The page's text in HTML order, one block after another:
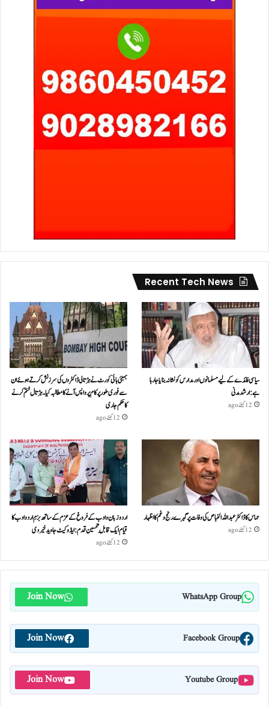
Recent Tech News
سیاسی فائدے کے لیے مسلمانوں اور مدارس کو نشانہ بنایا جا رہا
ہے: ارشد مدنی
12 گھنٹے ago
بمبئی ہائی کورٹ نے ہڑتالی ڈاکٹروں کی سرزنش کرتے ہوئے ان
سے فوری طور پر کام پر واپس آنے کا مطالبہ کیا۔ہڑتال ختم کرنے
کا حکم جاری
12 گھنٹے ago
حماس کا ڈاکٹر عبداللہ الخباص کی وفات پر گہرے رنج وغم کااظہار
12 گھنٹے ago
اردو زبان و ادب کے فروغ کے عزم کے ساتھ بزمِ اردو ادب کا
قیام ایک قابلِ تحسین قدم : ایڈوکیٹ جاوید خیردی
12 گھنٹے ago
WhatsApp Group
Join Now
Facebook Group
Join Now
Youtube Group
Join Now